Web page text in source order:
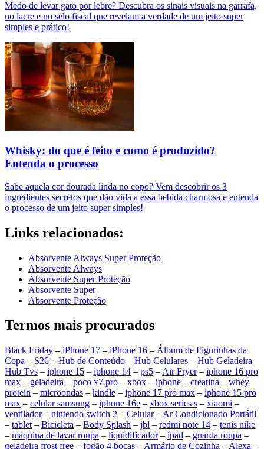
Medo de levar gato por lebre? Descubra os sinais visuais na garrafa,
no lacre e no selo fiscal que revelam a verdade de um jeito super
simples e prático!
Whisky: do que é feito e como é produzido?
Entenda o processo
Sabe aquela cor dourada linda no copo? Vem descobrir os 3
ingredientes secretos que dão vida a essa bebida charmosa e entenda
o processo de um jeito super simples!
Links relacionados:
Absorvente Always Super Proteção
Absorvente Always
Absorvente Super Proteção
Absorvente Super
Absorvente Proteção
Termos mais procurados
Black Friday – iPhone 17 – iPhone 16 – Álbum de Figurinhas da
Copa – S26 – Hub de Conteúdo – Hub Celulares – Hub Geladeira –
Hub Tvs – iphone 15 – iphone 14 – ps5 – Air Fryer– iphone 16 pro
max – geladeira – poco x7 pro – xbox – iphone – creatina – whey
protein – microondas – kindle – iphone 17 pro max – iphone 15 pro
max – celular samsung – iphone 16e – xbox series s – xiaomi –
ventilador– nintendo switch 2 – Celular– Ar Condicionado Portátil
– tablet – Bicicleta – Body Splash – jbl – redmi note 14 – tenis nike
– maquina de lavar roupa – liquidificador– ipad – guarda roupa –
geladeira frost free – fogão 4 bocas – Armário de Cozinha – Alexa –